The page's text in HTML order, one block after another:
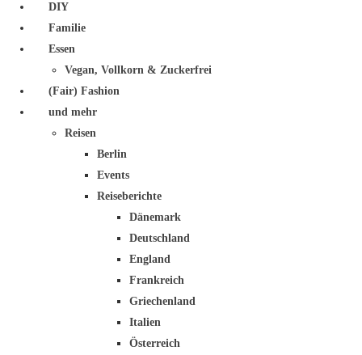
DIY
Familie
Essen
Vegan, Vollkorn & Zuckerfrei
(Fair) Fashion
und mehr
Reisen
Berlin
Events
Reiseberichte
Dänemark
Deutschland
England
Frankreich
Griechenland
Italien
Österreich